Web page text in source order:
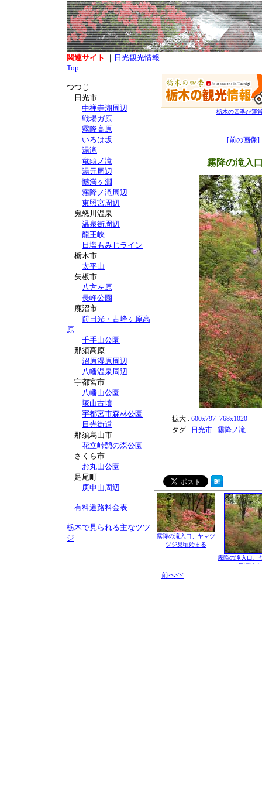
関連サイト ｜ 日光観光情報
Top
つつじ
日光市
中禅寺湖周辺
戦場ガ原
霧降高原
いろは坂
湯滝
竜頭ノ滝
湯元周辺
憾満ヶ淵
霧降ノ滝周辺
東照宮周辺
鬼怒川温泉
温泉街周辺
龍王峡
日塩もみじライン
栃木市
太平山
矢板市
八方ヶ原
長峰公園
鹿沼市
前日光・古峰ヶ原高
原
千手山公園
那須高原
沼原湿原周辺
八幡温泉周辺
宇都宮市
八幡山公園
塚山古墳
宇都宮市森林公園
日光街道
那須烏山市
花立峠憩の森公園
さくら市
お丸山公園
足尾町
庚申山周辺
有料道路料金表
栃木で見られる主なツツ
ジ
栃木の四季が運
[前の画像]
霧降の滝入
拡大 : 600x797 768x1020
タグ : 日光市 霧降ノ滝
霧降の滝入口、ヤマツ
ツジ見頃始まる
霧降の滝入口、
ツジ見頃始
前へ<<